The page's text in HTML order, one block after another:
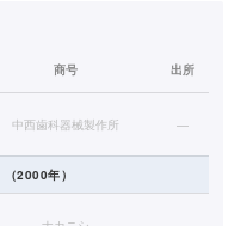
商号 出所
中西歯科器械製作所 —
（2000年）